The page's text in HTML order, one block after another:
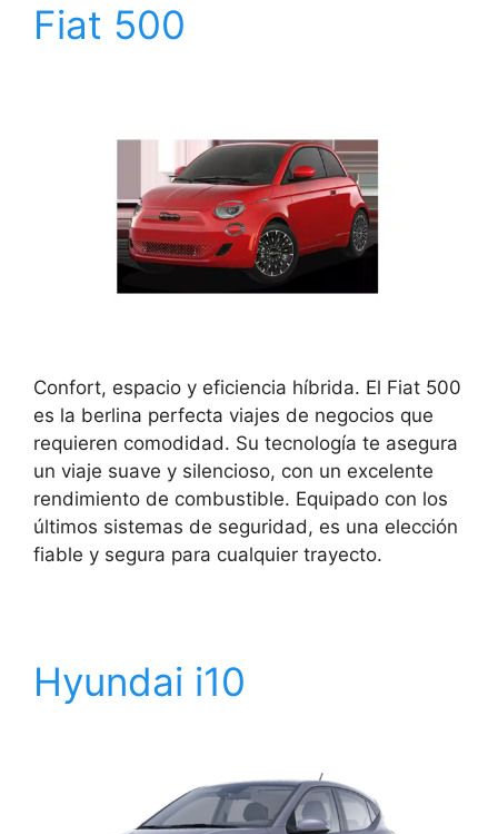
Fiat 500
Confort, espacio y eficiencia híbrida. El Fiat 500
es la berlina perfecta viajes de negocios que
requieren comodidad. Su tecnología te asegura
un viaje suave y silencioso, con un excelente
rendimiento de combustible. Equipado con los
últimos sistemas de seguridad, es una elección
fiable y segura para cualquier trayecto.
Hyundai i10